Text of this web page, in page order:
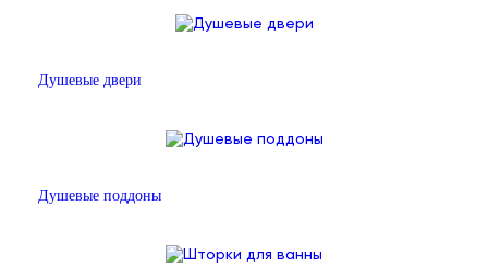
Душевые двери
Душевые поддоны